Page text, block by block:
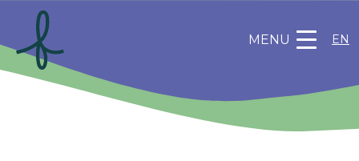
MENU EN